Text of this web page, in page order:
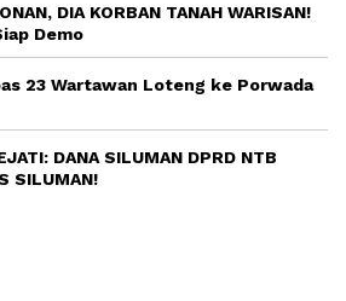
DIA KORBAN TANAH WARISAN!
Demo
23 Wartawan Loteng ke Porwada
DANA SILUMAN DPRD NTB
SILUMAN!